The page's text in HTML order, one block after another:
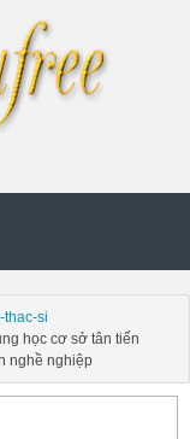
thac-si
học cơ sở tân tiến
nghề nghiệp